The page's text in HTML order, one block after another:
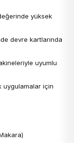
yüksek
devre kartlarında
uyumlu
uygulamalar için